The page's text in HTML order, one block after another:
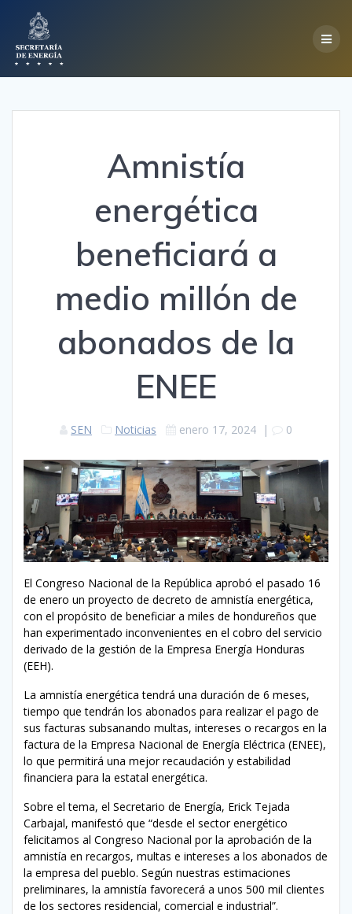
Amnistía
energética
beneficiará a
medio millón de
abonados de la
ENEE
SEN Noticias enero 17, 2024 | 0
El Congreso Nacional de la República aprobó el pasado 16
de enero un proyecto de decreto de amnistía energética,
con el propósito de beneficiar a miles de hondureños que
han experimentado inconvenientes en el cobro del servicio
derivado de la gestión de la Empresa Energía Honduras
(EEH).
La amnistía energética tendrá una duración de 6 meses,
tiempo que tendrán los abonados para realizar el pago de
sus facturas subsanando multas, intereses o recargos en la
factura de la Empresa Nacional de Energía Eléctrica (ENEE),
lo que permitirá una mejor recaudación y estabilidad
financiera para la estatal energética.
Sobre el tema, el Secretario de Energía, Erick Tejada
Carbajal, manifestó que “desde el sector energético
felicitamos al Congreso Nacional por la aprobación de la
amnistía en recargos, multas e intereses a los abonados de
la empresa del pueblo. Según nuestras estimaciones
preliminares, la amnistía favorecerá a unos 500 mil clientes
de los sectores residencial, comercial e industrial”.